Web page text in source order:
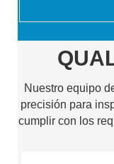
Nuestro equipo
precisión para
cumplir con los